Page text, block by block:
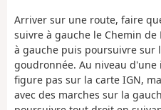
Arriver sur une route, faire
suivre à gauche le Chemin
à gauche puis poursuivre
goudronnée. Au niveau
figure pas sur la carte IGN,
avec des marches sur la